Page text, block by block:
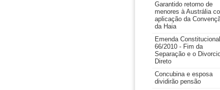
Garantido retorno de
menores à Austrália
aplicação da
da Haia
Emenda Constitucional
66/2010 - Fim da
Separação e o
Direto
Concubina e esposa
dividirão pensão